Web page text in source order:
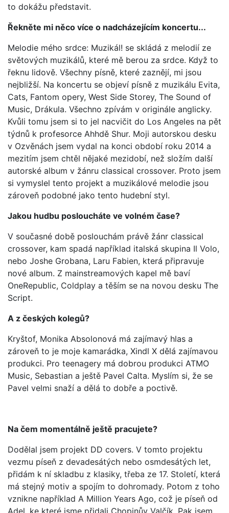
to dokážu představit.
Řekněte mi něco více o nadcházejícím koncertu...
Melodie mého srdce: Muzikál! se skládá z melodií ze
světových muzikálů, které mě berou za srdce. Když to
řeknu lidově. Všechny písně, které zaznějí, mi jsou
nejbližší. Na koncertu se objeví písně z muzikálu Evita,
Cats, Fantom opery, West Side Storey, The Sound of
Music, Drákula. Všechno zpívám v originále anglicky.
Kvůli tomu jsem si to jel nacvičit do Los Angeles na pět
týdnů k profesorce Ahhdě Shur. Moji autorskou desku
v Ozvěnách jsem vydal na konci období roku 2014 a
mezitím jsem chtěl nějaké mezidobí, než složím další
autorské album v žánru classical crossover. Proto jsem
si vymyslel tento projekt a muzikálové melodie jsou
zároveň podobné jako tento hudební styl.
Jakou hudbu posloucháte ve volném čase?
V současné době poslouchám právě žánr classical
crossover, kam spadá například italská skupina Il Volo,
nebo Joshe Grobana, Laru Fabien, která připravuje
nové album. Z mainstreamových kapel mě baví
OneRepublic, Coldplay a těším se na novou desku The
Script.
A z českých kolegů?
Kryštof, Monika Absolonová má zajímavý hlas a
zároveň to je moje kamarádka, Xindl X dělá zajímavou
produkci. Pro teenagery má dobrou produkci ATMO
Music, Sebastian a ještě Pavel Calta. Myslím si, že se
Pavel velmi snaží a dělá to dobře a poctivě.
Na čem momentálně ještě pracujete?
Dodělal jsem projekt DD covers. V tomto projektu
vezmu píseň z devadesátých nebo osmdesátých let,
přidám k ní skladbu z klasiky, třeba ze 17. Století, která
má stejný motiv a spojím to dohromady. Potom z toho
vznikne například A Million Years Ago, což je píseň od
Adel, ke které jsme přidali Chopinův Valčík. Pak jsem